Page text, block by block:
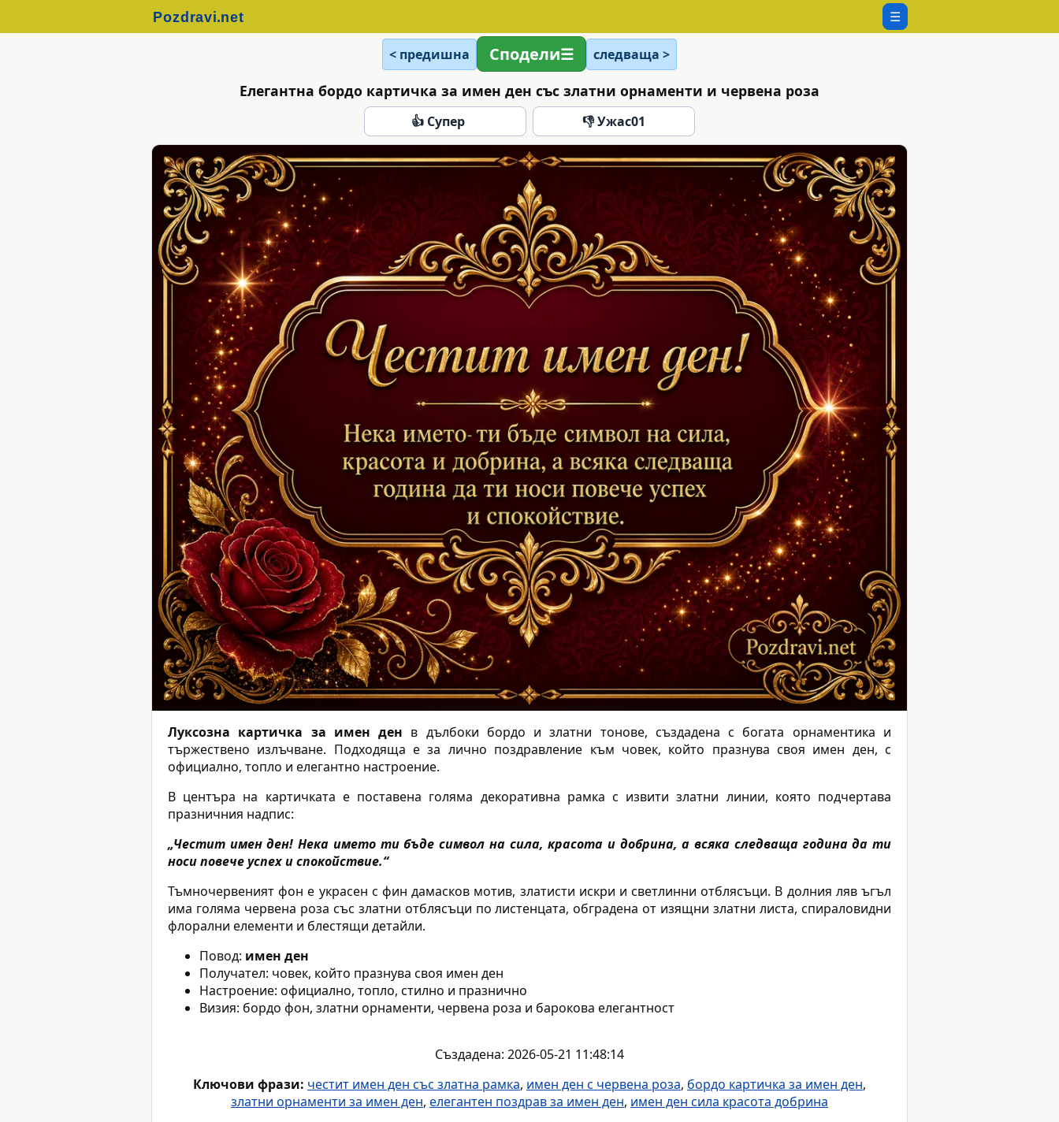
☰
< предишна Сподели следваща >
Елегантна бордо картичка за имен ден със златни орнаменти и червена роза
👍 Супер 👎 Ужас01
Луксозна картичка за имен ден в дълбоки бордо и златни тонове, създадена с богата орнаментика и
тържествено излъчване. Подходяща е за лично поздравление към човек, който празнува своя имен ден, с
официално, топло и елегантно настроение.
В центъра на картичката е поставена голяма декоративна рамка с извити златни линии, която подчертава
празничния надпис:
„Честит имен ден! Нека името ти бъде символ на сила, красота и добрина, а всяка следваща година да ти
носи повече успех и спокойствие.“
Тъмночервеният фон е украсен с фин дамасков мотив, златисти искри и светлинни отблясъци. В долния ляв ъгъл
има голяма червена роза със златни отблясъци по листенцата, обградена от изящни златни листа, спираловидни
флорални елементи и блестящи детайли.
Повод: имен ден
Получател: човек, който празнува своя имен ден
Настроение: официално, топло, стилно и празнично
Визия: бордо фон, златни орнаменти, червена роза и барокова елегантност
Създадена: 2026-05-21 11:48:14
Ключови фрази: честит имен ден със златна рамка, имен ден с червена роза, бордо картичка за имен ден,
златни орнаменти за имен ден, елегантен поздрав за имен ден, имен ден сила красота добрина